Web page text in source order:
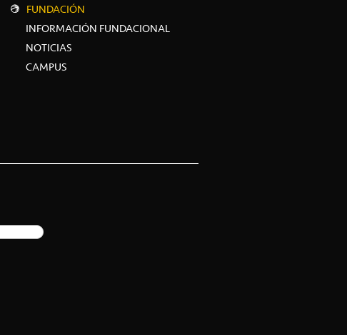
FUNDACIÓN
INFORMACIÓN FUNDACIONAL
NOTICIAS
CAMPUS